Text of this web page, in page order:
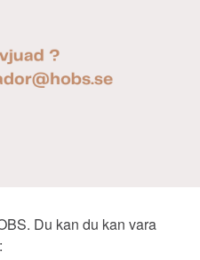
Du kan du kan vara